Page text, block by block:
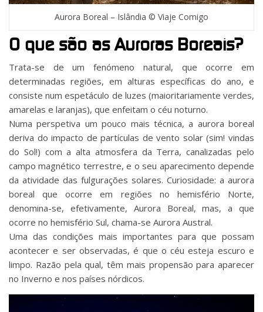
Aurora Boreal – Islândia © Viaje Comigo
O que são as Auroras Boreais?
Trata-se de um fenómeno natural, que ocorre em
determinadas regiões, em alturas específicas do ano, e
consiste num espetáculo de luzes (maioritariamente verdes,
amarelas e laranjas), que enfeitam o céu noturno.
Numa perspetiva um pouco mais técnica, a aurora boreal
deriva do impacto de partículas de vento solar (sim! vindas
do Sol!) com a alta atmosfera da Terra, canalizadas pelo
campo magnético terrestre, e o seu aparecimento depende
da atividade das fulgurações solares. Curiosidade: a aurora
boreal que ocorre em regiões no hemisfério Norte,
denomina-se, efetivamente, Aurora Boreal, mas, a que
ocorre no hemisfério Sul, chama-se Aurora Austral.
Uma das condições mais importantes para que possam
acontecer e ser observadas, é que o céu esteja escuro e
limpo. Razão pela qual, têm mais propensão para aparecer
no Inverno e nos países nórdicos.